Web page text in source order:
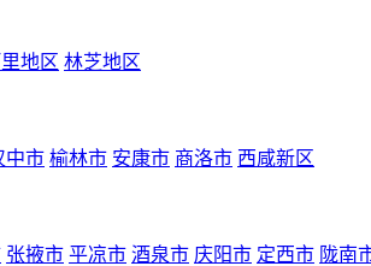
里地区 林芝地区
中市 榆林市 安康市 商洛市 西咸新区
张掖市 平凉市 酒泉市 庆阳市 定西市 陇南